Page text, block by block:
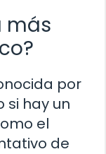
más
por
si hay un
el
de